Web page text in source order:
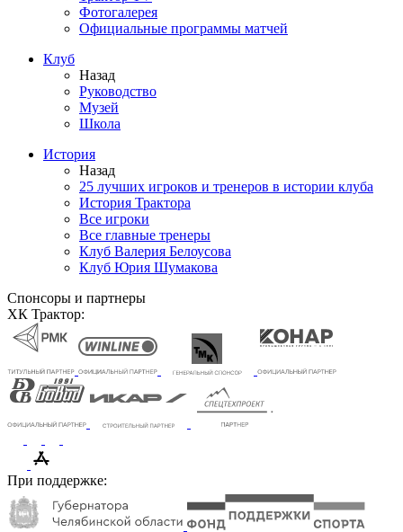
Фотогалерея
Официальные программы матчей
Клуб
Назад
Руководство
Музей
Школа
История
Назад
25 лучших игроков и тренеров в истории клуба
История Трактора
Все игроки
Все главные тренеры
Клуб Валерия Белоусова
Клуб Юрия Шумакова
Спонсоры и партнеры
ХК Трактор:
При поддержке: